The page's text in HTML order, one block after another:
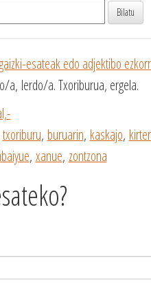
esateak edo adjektibo
a, lerdo/a. Txoriburua, ergela.
txoriburu, buruarin, kaskajo,
, xanue, zontzona